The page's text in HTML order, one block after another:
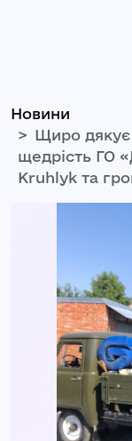
Новини
Щиро дякує
щедрість ГО
Kruhlyk та